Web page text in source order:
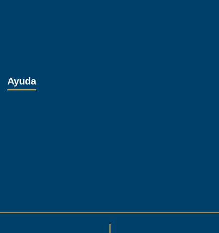
Ayuda